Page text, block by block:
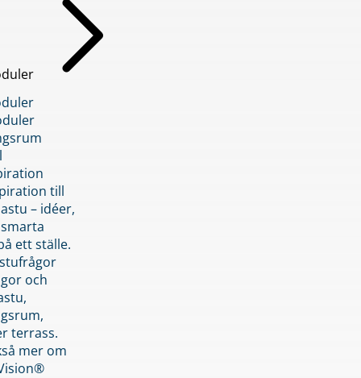
till
– idéer,
ett ställe.
och
terrass.
mer om